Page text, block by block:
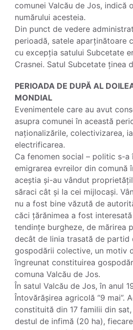
comunei Valcău de Jos, indică
numărului acesteia.
Din punct de vedere
perioadă, satele aparținătoare
cu excepția satului Subcetate
Crasnei. Satul Subcetate ținea
PERIOADA DE DUPĂ AL
MONDIAL
Evenimentele care au avut
asupra comunei în această
naționalizările, colectivizarea,
electrificarea.
Ca fenomen social – politic s-a
emigrarea evreilor din comună
aceștia și-au vândut
săraci cât și la cei mijlocași.
nu a fost bine văzută de
căci țărănimea a fost
tendințe burgheze, de mărirea
decât de linia trasată de partid
gospodării colective, un motiv
îngreunat constituirea
comuna Valcău de Jos.
În satul Valcău de Jos, în anul
Întovărășirea agricolă “9 mai”.
constituită din 17 familii din
destul de infimă (20 ha),